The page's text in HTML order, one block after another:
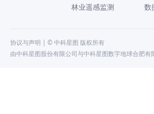
林业遥感监测 数
协议与声明 | © 中科星图 版权所有
由中科星图股份有限公司与中科星图数字地球合肥有